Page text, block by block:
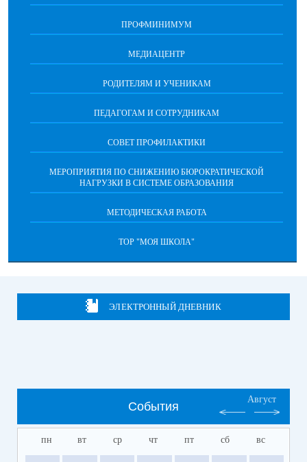
ПРОФМИНИМУМ
МЕДИАЦЕНТР
РОДИТЕЛЯМ И УЧЕНИКАМ
ПЕДАГОГАМ И СОТРУДНИКАМ
СОВЕТ ПРОФИЛАКТИКИ
МЕРОПРИЯТИЯ ПО СНИЖЕНИЮ БЮРОКРАТИЧЕСКОЙ
НАГРУЗКИ В СИСТЕМЕ ОБРАЗОВАНИЯ
МЕТОДИЧЕСКАЯ РАБОТА
ТОР "МОЯ ШКОЛА"
ЭЛЕКТРОННЫЙ ДНЕВНИК
События
Август
пн вт ср чт пт сб вс